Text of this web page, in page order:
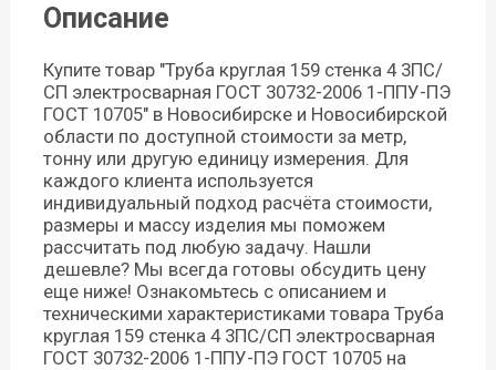
Описание
Купите товар "Труба круглая 159 стенка 4 3ПС/
СП электросварная ГОСТ 30732-2006 1-ППУ-ПЭ
ГОСТ 10705" в Новосибирске и Новосибирской
области по доступной стоимости за метр,
тонну или другую единицу измерения. Для
каждого клиента используется
индивидуальный подход расчёта стоимости,
размеры и массу изделия мы поможем
рассчитать под любую задачу. Нашли
дешевле? Мы всегда готовы обсудить цену
еще ниже! Ознакомьтесь с описанием и
техническими характеристиками товара Труба
круглая 159 стенка 4 3ПС/СП электросварная
ГОСТ 30732-2006 1-ППУ-ПЭ ГОСТ 10705 на